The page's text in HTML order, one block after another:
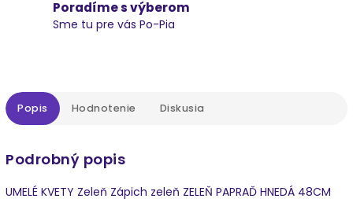
Poradíme s výberom
Sme tu pre vás Po-Pia
Popis Hodnotenie Diskusia
Podrobný popis
UMELÉ KVETY Zeleň Zápich zeleň ZELEŇ PAPRAĎ HNEDÁ 48CM